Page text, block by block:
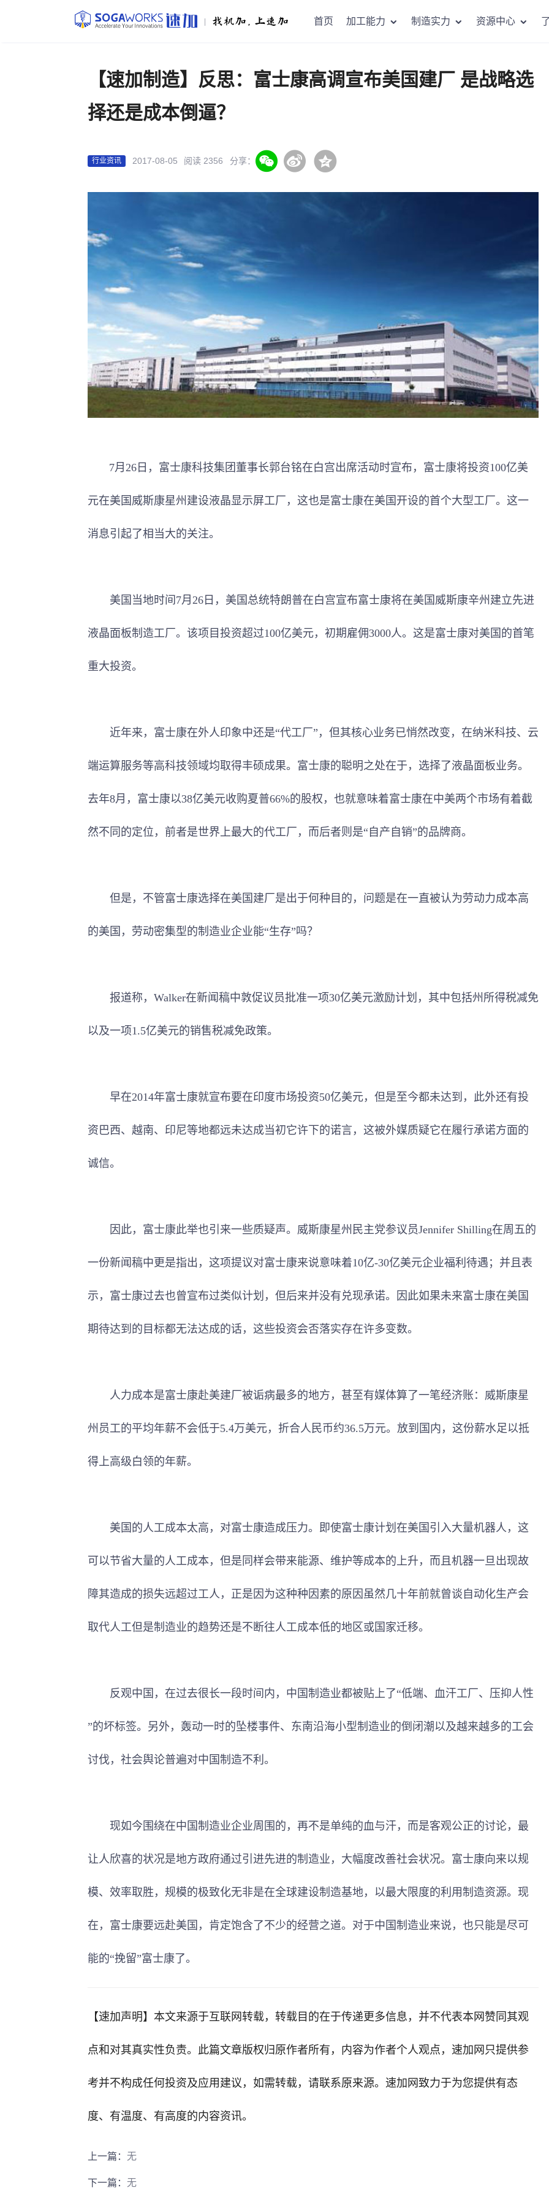
首页 加工能力 制造实力 资源中心
【速加制造】反思：富士康高调宣布美国建厂 是战略选
择还是成本倒逼？
行业资讯 2017-08-05 阅读 2356 分享：
7月26日，富士康科技集团董事长郭台铭在白宫出席活动时宣布，富士康将投资100亿美
元在美国威斯康星州建设液晶显示屏工厂，这也是富士康在美国开设的首个大型工厂。这一
消息引起了相当大的关注。
美国当地时间7月26日，美国总统特朗普在白宫宣布富士康将在美国威斯康辛州建立先进
液晶面板制造工厂。该项目投资超过100亿美元，初期雇佣3000人。这是富士康对美国的首笔
重大投资。
近年来，富士康在外人印象中还是“代工厂”，但其核心业务已悄然改变，在纳米科技、云
端运算服务等高科技领域均取得丰硕成果。富士康的聪明之处在于，选择了液晶面板业务。
去年8月，富士康以38亿美元收购夏普66%的股权，也就意味着富士康在中美两个市场有着截
然不同的定位，前者是世界上最大的代工厂，而后者则是“自产自销”的品牌商。
但是，不管富士康选择在美国建厂是出于何种目的，问题是在一直被认为劳动力成本高
的美国，劳动密集型的制造业企业能“生存”吗？
报道称，Walker在新闻稿中敦促议员批准一项30亿美元激励计划，其中包括州所得税减免
以及一项1.5亿美元的销售税减免政策。
早在2014年富士康就宣布要在印度市场投资50亿美元，但是至今都未达到，此外还有投
资巴西、越南、印尼等地都远未达成当初它许下的诺言，这被外媒质疑它在履行承诺方面的
诚信。
因此，富士康此举也引来一些质疑声。威斯康星州民主党参议员Jennifer Shilling在周五的
一份新闻稿中更是指出，这项提议对富士康来说意味着10亿-30亿美元企业福利待遇；并且表
示，富士康过去也曾宣布过类似计划，但后来并没有兑现承诺。因此如果未来富士康在美国
期待达到的目标都无法达成的话，这些投资会否落实存在许多变数。
人力成本是富士康赴美建厂被诟病最多的地方，甚至有媒体算了一笔经济账：威斯康星
州员工的平均年薪不会低于5.4万美元，折合人民币约36.5万元。放到国内，这份薪水足以抵
得上高级白领的年薪。
美国的人工成本太高，对富士康造成压力。即使富士康计划在美国引入大量机器人，这
可以节省大量的人工成本，但是同样会带来能源、维护等成本的上升，而且机器一旦出现故
障其造成的损失远超过工人，正是因为这种种因素的原因虽然几十年前就曾谈自动化生产会
取代人工但是制造业的趋势还是不断往人工成本低的地区或国家迁移。
反观中国，在过去很长一段时间内，中国制造业都被贴上了“低端、血汗工厂、压抑人性
”的坏标签。另外，轰动一时的坠楼事件、东南沿海小型制造业的倒闭潮以及越来越多的工会
讨伐，社会舆论普遍对中国制造不利。
现如今围绕在中国制造业企业周围的，再不是单纯的血与汗，而是客观公正的讨论，最
让人欣喜的状况是地方政府通过引进先进的制造业，大幅度改善社会状况。富士康向来以规
模、效率取胜，规模的极致化无非是在全球建设制造基地，以最大限度的利用制造资源。现
在，富士康要远赴美国，肯定饱含了不少的经营之道。对于中国制造业来说，也只能是尽可
能的“挽留”富士康了。
【速加声明】 本文来源于互联网转载，转载目的在于传递更多信息，并不代表本网赞同其观
点和对其真实性负责。此篇文章版权归原作者所有，内容为作者个人观点， 速加网 只提供参
考并不构成任何投资及应用建议，如需转载，请联系原来源。速加网致力于为您提供有态
度、有温度、有高度的内容资讯。
上一篇： 无
下一篇： 无